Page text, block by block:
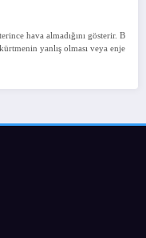
hava almadığını gösterir. B
yanlış olması veya enje